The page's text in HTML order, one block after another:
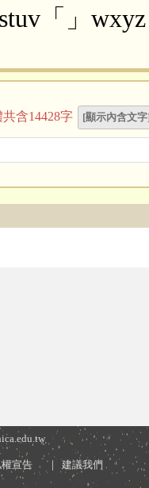
tuv「 」 wxyz
含14428字 [顯示內含文
宣告 建議我們